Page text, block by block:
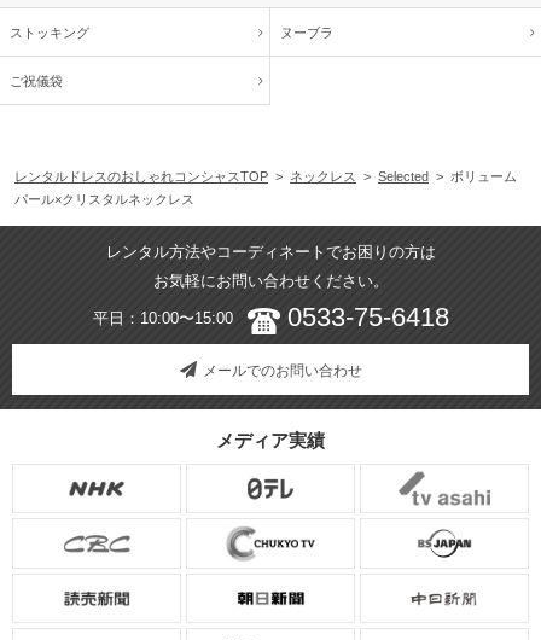
ストッキング ヌーブラ
ご祝儀袋
レンタルドレスのおしゃれコンシャスTOP > ネックレス > Selected > ボリューム
パール×クリスタルネックレス
レンタル方法やコーディネートでお困りの方は
お気軽にお問い合わせください。
平日：10:00〜15:00 0533-75-6418
メールでのお問い合わせ
メディア実績